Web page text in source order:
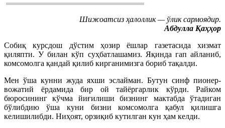
Шижоатсиз ҳалоллик — ўлик сармоядир.
Абдулла Қаҳҳор
Собиқ курсдош дўстим ҳозир ёшлар газетасида хизмат
қиляпти. У билан кўп суҳбатлашамиз. Яқинда гап айланиб,
комсомолга қандай қилиб кирганимизга бориб тақалди.
Мен ўша кунни жуда яхши эслайман. Бутун синф пионер-
вожатий ёрдамида бир ой тайёргарлик кўрди. Райком
бюросининг кўчма йиғилиши бизнинг мактабда ўтадиган
бўлибдию ўша куни бизни комсомолга қабул қилишга
келишилибди. Ниҳоят, орзиқиб кутилган кун ҳам келди.